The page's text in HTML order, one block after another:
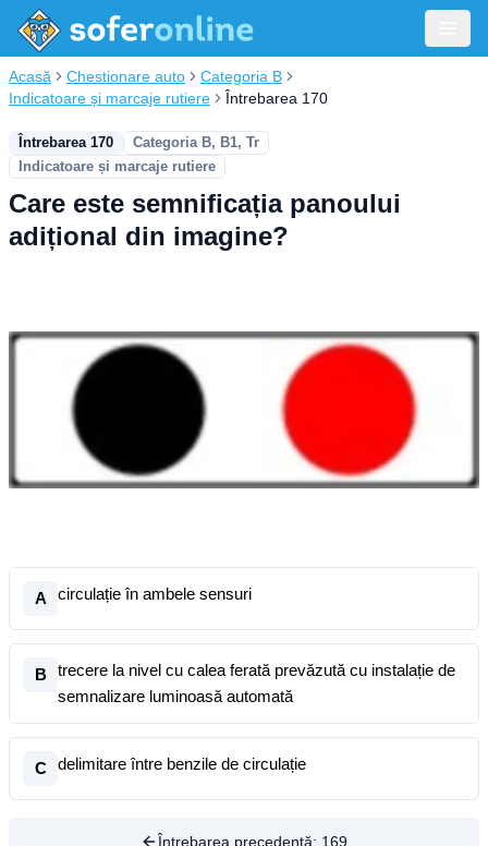
Acasă Chestionare auto
Categoria B
Indicatoare și marcaje rutiere
Întrebarea 170
Întrebarea 170
Categoria B, B1, Tr
Indicatoare și marcaje rutiere
Care este semnificația panoului
adițional din imagine?
A circulație în ambele sensuri
B
trecere la nivel cu calea ferată prevăzută cu instalație de
semnalizare luminoasă automată
C delimitare între benzile de circulație
Întrebarea precedentă: 169